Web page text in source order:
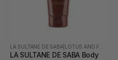
LA SULTANE DE SABA
LA SULTANE DE SABA Body